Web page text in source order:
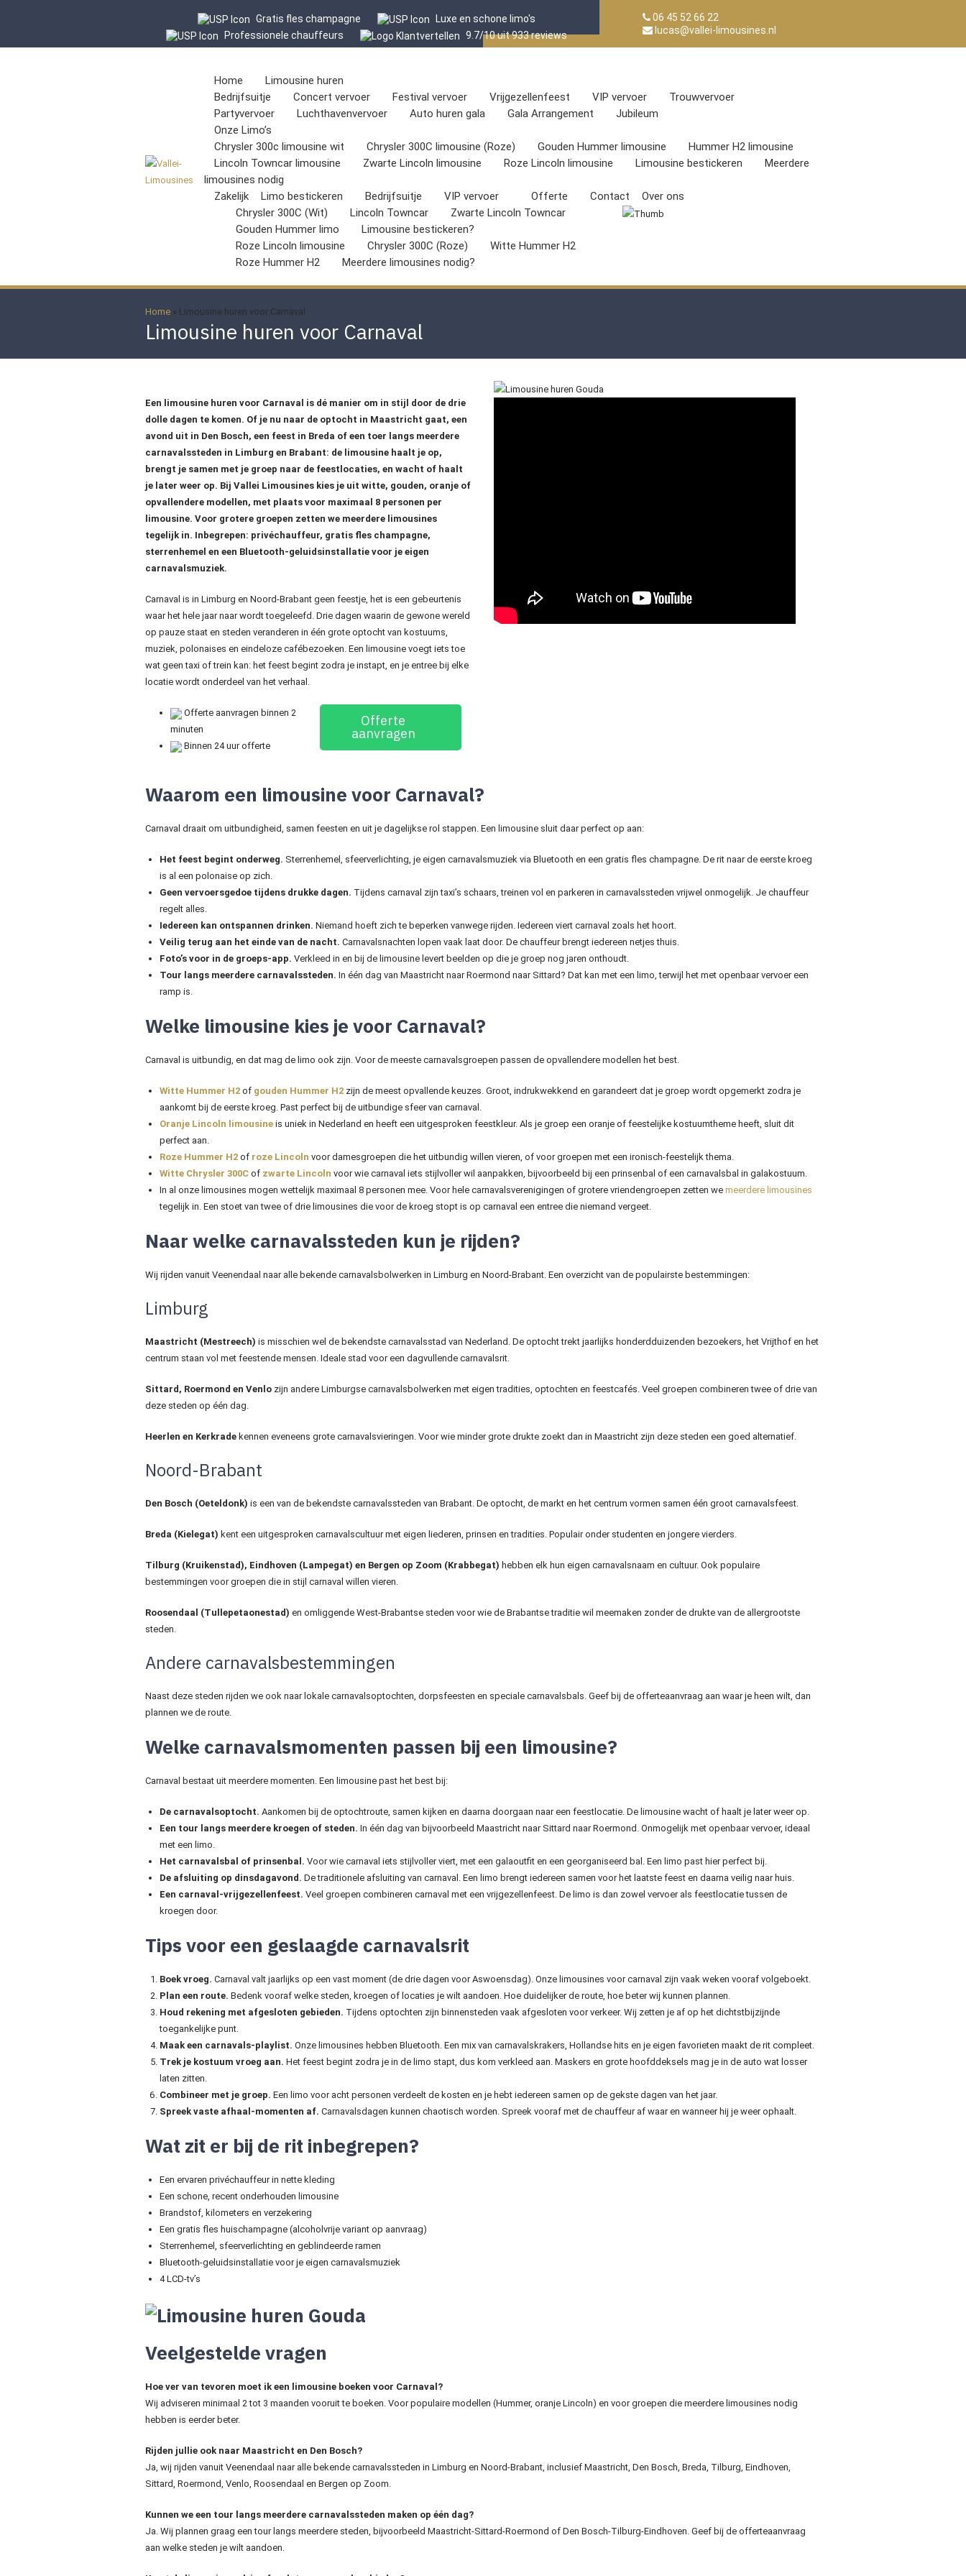
Gratis fles champagne
Luxe en schone limo's
Professionele chauffeurs
9.7/10 uit 933 reviews
06 45 52 66 22
lucas@vallei-limousines.nl
Home
Limousine huren
Bedrijfsuitje
Concert vervoer Festival vervoer Vrijgezellenfeest VIP vervoer
Trouwvervoer
Partyvervoer
Luchthavenvervoer Auto huren gala Gala Arrangement
Jubileum
Onze Limo’s
Chrysler 300c limousine wit
Chrysler 300C limousine (Roze) Gouden Hummer limousine
Hummer H2 limousine
Lincoln Towncar limousine
Zwarte Lincoln limousine Roze Lincoln limousine Limousine bestickeren
Meerdere
limousines nodig
Zakelijk
Limo bestickeren Bedrijfsuitje VIP vervoer Offerte Contact
Over ons
Chrysler 300C (Wit)
Lincoln Towncar
Zwarte Lincoln Towncar
Gouden Hummer limo
Limousine bestickeren?
Roze Lincoln limousine
Chrysler 300C (Roze)
Witte Hummer H2
Roze Hummer H2
Meerdere limousines nodig?
Home » Limousine huren voor Carnaval
Limousine huren voor Carnaval
Een limousine huren voor Carnaval is dé manier om in stijl door de drie
dolle dagen te komen. Of je nu naar de optocht in Maastricht gaat, een
avond uit in Den Bosch, een feest in Breda of een toer langs meerdere
carnavalssteden in Limburg en Brabant: de limousine haalt je op,
brengt je samen met je groep naar de feestlocaties, en wacht of haalt
je later weer op. Bij Vallei Limousines kies je uit witte, gouden, oranje of
opvallendere modellen, met plaats voor maximaal 8 personen per
limousine. Voor grotere groepen zetten we meerdere limousines
tegelijk in. Inbegrepen: privéchauffeur, gratis fles champagne,
sterrenhemel en een Bluetooth-geluidsinstallatie voor je eigen
carnavalsmuziek.
Carnaval is in Limburg en Noord-Brabant geen feestje, het is een gebeurtenis
waar het hele jaar naar wordt toegeleefd. Drie dagen waarin de gewone wereld
op pauze staat en steden veranderen in één grote optocht van kostuums,
muziek, polonaises en eindeloze cafébezoeken. Een limousine voegt iets toe
wat geen taxi of trein kan: het feest begint zodra je instapt, en je entree bij elke
locatie wordt onderdeel van het verhaal.
Offerte aanvragen binnen 2
minuten
Binnen 24 uur offerte
Offerte
aanvragen
Waarom een limousine voor Carnaval?
Carnaval draait om uitbundigheid, samen feesten en uit je dagelijkse rol stappen. Een limousine sluit daar perfect op aan:
Het feest begint onderweg. Sterrenhemel, sfeerverlichting, je eigen carnavalsmuziek via Bluetooth en een gratis fles champagne. De rit naar de eerste kroeg
is al een polonaise op zich.
Geen vervoersgedoe tijdens drukke dagen. Tijdens carnaval zijn taxi’s schaars, treinen vol en parkeren in carnavalssteden vrijwel onmogelijk. Je chauffeur
regelt alles.
Iedereen kan ontspannen drinken. Niemand hoeft zich te beperken vanwege rijden. Iedereen viert carnaval zoals het hoort.
Veilig terug aan het einde van de nacht. Carnavalsnachten lopen vaak laat door. De chauffeur brengt iedereen netjes thuis.
Foto’s voor in de groeps-app. Verkleed in en bij de limousine levert beelden op die je groep nog jaren onthoudt.
Tour langs meerdere carnavalssteden. In één dag van Maastricht naar Roermond naar Sittard? Dat kan met een limo, terwijl het met openbaar vervoer een
ramp is.
Welke limousine kies je voor Carnaval?
Carnaval is uitbundig, en dat mag de limo ook zijn. Voor de meeste carnavalsgroepen passen de opvallendere modellen het best.
Witte Hummer H2 of gouden Hummer H2 zijn de meest opvallende keuzes. Groot, indrukwekkend en garandeert dat je groep wordt opgemerkt zodra je
aankomt bij de eerste kroeg. Past perfect bij de uitbundige sfeer van carnaval.
Oranje Lincoln limousine is uniek in Nederland en heeft een uitgesproken feestkleur. Als je groep een oranje of feestelijke kostuumtheme heeft, sluit dit
perfect aan.
Roze Hummer H2 of roze Lincoln voor damesgroepen die het uitbundig willen vieren, of voor groepen met een ironisch-feestelijk thema.
Witte Chrysler 300C of zwarte Lincoln voor wie carnaval iets stijlvoller wil aanpakken, bijvoorbeeld bij een prinsenbal of een carnavalsbal in galakostuum.
In al onze limousines mogen wettelijk maximaal 8 personen mee. Voor hele carnavalsverenigingen of grotere vriendengroepen zetten we meerdere limousines
tegelijk in. Een stoet van twee of drie limousines die voor de kroeg stopt is op carnaval een entree die niemand vergeet.
Naar welke carnavalssteden kun je rijden?
Wij rijden vanuit Veenendaal naar alle bekende carnavalsbolwerken in Limburg en Noord-Brabant. Een overzicht van de populairste bestemmingen:
Limburg
Maastricht (Mestreech) is misschien wel de bekendste carnavalsstad van Nederland. De optocht trekt jaarlijks honderdduizenden bezoekers, het Vrijthof en het
centrum staan vol met feestende mensen. Ideale stad voor een dagvullende carnavalsrit.
Sittard, Roermond en Venlo zijn andere Limburgse carnavalsbolwerken met eigen tradities, optochten en feestcafés. Veel groepen combineren twee of drie van
deze steden op één dag.
Heerlen en Kerkrade kennen eveneens grote carnavalsvieringen. Voor wie minder grote drukte zoekt dan in Maastricht zijn deze steden een goed alternatief.
Noord-Brabant
Den Bosch (Oeteldonk) is een van de bekendste carnavalssteden van Brabant. De optocht, de markt en het centrum vormen samen één groot carnavalsfeest.
Breda (Kielegat) kent een uitgesproken carnavalscultuur met eigen liederen, prinsen en tradities. Populair onder studenten en jongere vierders.
Tilburg (Kruikenstad), Eindhoven (Lampegat) en Bergen op Zoom (Krabbegat) hebben elk hun eigen carnavalsnaam en cultuur. Ook populaire
bestemmingen voor groepen die in stijl carnaval willen vieren.
Roosendaal (Tullepetaonestad) en omliggende West-Brabantse steden voor wie de Brabantse traditie wil meemaken zonder de drukte van de allergrootste
steden.
Andere carnavalsbestemmingen
Naast deze steden rijden we ook naar lokale carnavalsoptochten, dorpsfeesten en speciale carnavalsbals. Geef bij de offerteaanvraag aan waar je heen wilt, dan
plannen we de route.
Welke carnavalsmomenten passen bij een limousine?
Carnaval bestaat uit meerdere momenten. Een limousine past het best bij:
De carnavalsoptocht. Aankomen bij de optochtroute, samen kijken en daarna doorgaan naar een feestlocatie. De limousine wacht of haalt je later weer op.
Een tour langs meerdere kroegen of steden. In één dag van bijvoorbeeld Maastricht naar Sittard naar Roermond. Onmogelijk met openbaar vervoer, ideaal
met een limo.
Het carnavalsbal of prinsenbal. Voor wie carnaval iets stijlvoller viert, met een galaoutfit en een georganiseerd bal. Een limo past hier perfect bij.
De afsluiting op dinsdagavond. De traditionele afsluiting van carnaval. Een limo brengt iedereen samen voor het laatste feest en daarna veilig naar huis.
Een carnaval-vrijgezellenfeest. Veel groepen combineren carnaval met een vrijgezellenfeest. De limo is dan zowel vervoer als feestlocatie tussen de
kroegen door.
Tips voor een geslaagde carnavalsrit
Boek vroeg. Carnaval valt jaarlijks op een vast moment (de drie dagen voor Aswoensdag). Onze limousines voor carnaval zijn vaak weken vooraf volgeboekt.
Plan een route. Bedenk vooraf welke steden, kroegen of locaties je wilt aandoen. Hoe duidelijker de route, hoe beter wij kunnen plannen.
Houd rekening met afgesloten gebieden. Tijdens optochten zijn binnensteden vaak afgesloten voor verkeer. Wij zetten je af op het dichtstbijzijnde
toegankelijke punt.
Maak een carnavals-playlist. Onze limousines hebben Bluetooth. Een mix van carnavalskrakers, Hollandse hits en je eigen favorieten maakt de rit compleet.
Trek je kostuum vroeg aan. Het feest begint zodra je in de limo stapt, dus kom verkleed aan. Maskers en grote hoofddeksels mag je in de auto wat losser
laten zitten.
Combineer met je groep. Een limo voor acht personen verdeelt de kosten en je hebt iedereen samen op de gekste dagen van het jaar.
Spreek vaste afhaal-momenten af. Carnavalsdagen kunnen chaotisch worden. Spreek vooraf met de chauffeur af waar en wanneer hij je weer ophaalt.
Wat zit er bij de rit inbegrepen?
Een ervaren privéchauffeur in nette kleding
Een schone, recent onderhouden limousine
Brandstof, kilometers en verzekering
Een gratis fles huischampagne (alcoholvrije variant op aanvraag)
Sterrenhemel, sfeerverlichting en geblindeerde ramen
Bluetooth-geluidsinstallatie voor je eigen carnavalsmuziek
4 LCD-tv’s
Veelgestelde vragen
Hoe ver van tevoren moet ik een limousine boeken voor Carnaval?
Wij adviseren minimaal 2 tot 3 maanden vooruit te boeken. Voor populaire modellen (Hummer, oranje Lincoln) en voor groepen die meerdere limousines nodig
hebben is eerder beter.
Rijden jullie ook naar Maastricht en Den Bosch?
Ja, wij rijden vanuit Veenendaal naar alle bekende carnavalssteden in Limburg en Noord-Brabant, inclusief Maastricht, Den Bosch, Breda, Tilburg, Eindhoven,
Sittard, Roermond, Venlo, Roosendaal en Bergen op Zoom.
Kunnen we een tour langs meerdere carnavalssteden maken op één dag?
Ja. Wij plannen graag een tour langs meerdere steden, bijvoorbeeld Maastricht-Sittard-Roermond of Den Bosch-Tilburg-Eindhoven. Geef bij de offerteaanvraag
aan welke steden je wilt aandoen.